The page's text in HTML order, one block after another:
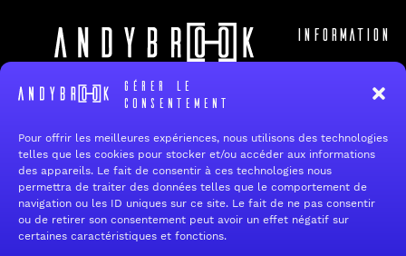
Gérer le
consentement
Pour offrir les meilleures expériences, nous utilisons des technologies
telles que les cookies pour stocker et/ou accéder aux informations
des appareils. Le fait de consentir à ces technologies nous
permettra de traiter des données telles que le comportement de
navigation ou les ID uniques sur ce site. Le fait de ne pas consentir
ou de retirer son consentement peut avoir un effet négatif sur
certaines caractéristiques et fonctions.
19 rue de Reims
94700 Maisons-Alfort
E-mail :contact@andybrook.fr
Information
Qui sommes
FAQ
Contact
Fermeture estivale — Service après-vente